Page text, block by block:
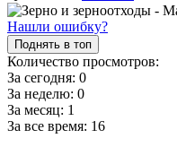
Нашли ошибку?
Поднять в топ
Количество просмотров:
За сегодня: 0
За неделю: 0
За месяц: 1
За все время: 16